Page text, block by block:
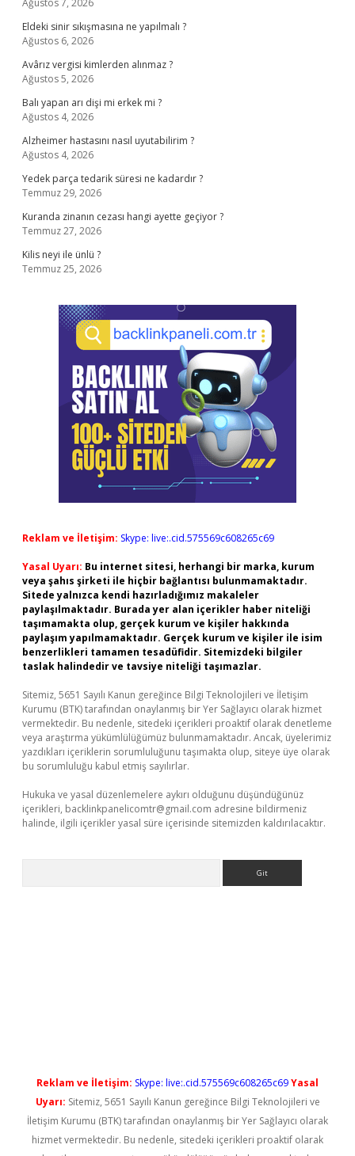
Ağustos 7, 2026
Eldeki sinir sıkışmasına ne yapılmalı ?
Ağustos 6, 2026
Avârız vergisi kimlerden alınmaz ?
Ağustos 5, 2026
Balı yapan arı dişi mi erkek mi ?
Ağustos 4, 2026
Alzheimer hastasını nasıl uyutabilirim ?
Ağustos 4, 2026
Yedek parça tedarik süresi ne kadardır ?
Temmuz 29, 2026
Kuranda zinanın cezası hangi ayette geçiyor ?
Temmuz 27, 2026
Kilis neyi ile ünlü ?
Temmuz 25, 2026
Reklam ve İletişim: Skype: live:.cid.575569c608265c69
Yasal Uyarı: Bu internet sitesi, herhangi bir marka, kurum
veya şahıs şirketi ile hiçbir bağlantısı bulunmamaktadır.
Sitede yalnızca kendi hazırladığımız makaleler
paylaşılmaktadır. Burada yer alan içerikler haber niteliği
taşımamakta olup, gerçek kurum ve kişiler hakkında
paylaşım yapılmamaktadır. Gerçek kurum ve kişiler ile isim
benzerlikleri tamamen tesadüfidir. Sitemizdeki bilgiler
taslak halindedir ve tavsiye niteliği taşımazlar.
Sitemiz, 5651 Sayılı Kanun gereğince Bilgi Teknolojileri ve İletişim
Kurumu (BTK) tarafından onaylanmış bir Yer Sağlayıcı olarak hizmet
vermektedir. Bu nedenle, sitedeki içerikleri proaktif olarak denetleme
veya araştırma yükümlülüğümüz bulunmamaktadır. Ancak, üyelerimiz
yazdıkları içeriklerin sorumluluğunu taşımakta olup, siteye üye olarak
bu sorumluluğu kabul etmiş sayılırlar.
Hukuka ve yasal düzenlemelere aykırı olduğunu düşündüğünüz
içerikleri, backlinkpanelicomtr@gmail.com adresine bildirmeniz
halinde, ilgili içerikler yasal süre içerisinde sitemizden kaldırılacaktır.
Reklam ve İletişim: Skype: live:.cid.575569c608265c69Yasal
Uyarı: Sitemiz, 5651 Sayılı Kanun gereğince Bilgi Teknolojileri ve
İletişim Kurumu (BTK) tarafından onaylanmış bir Yer Sağlayıcı olarak
hizmet vermektedir. Bu nedenle, sitedeki içerikleri proaktif olarak